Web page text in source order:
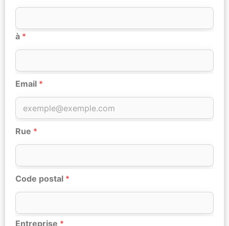
à *
Email *
Rue *
Code postal *
Entreprise *